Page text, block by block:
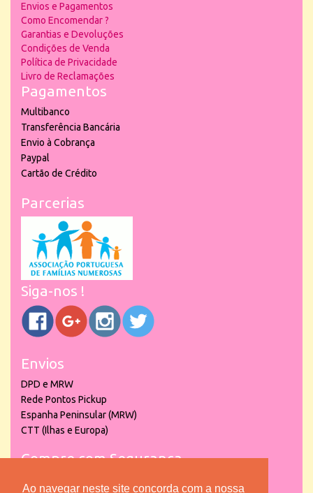
Ao navegar neste site concorda com a nossa
Envios e Pagamentos
Como Encomendar ?
Garantias e Devoluções
Condições de Venda
Política de Privacidade
Livro de Reclamações
Pagamentos
Multibanco
Transferência Bancária
Envio à Cobrança
Paypal
Cartão de Crédito
Parcerias
Siga-nos !
Envios
DPD e MRW
Rede Pontos Pickup
Espanha Peninsular (MRW)
CTT (Ilhas e Europa)
Compre com Segurança